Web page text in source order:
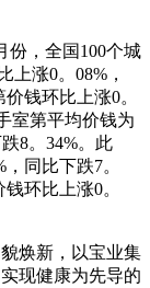
，全国100个城
上涨0。08%，
钱环比上涨0。
室第平均价钱为
8。34%。此
同比下跌7。
环比上涨0。
焕新，以宝业集
现健康为先导的